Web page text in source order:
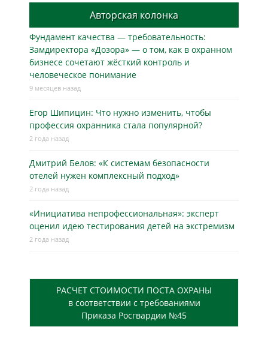
Авторская колонка
Фундамент качества — требовательность:
Замдиректора «Дозора» — о том, как в охранном
бизнесe сочетают жёсткий контроль и
человеческое понимание
9 месяцев назад
Егор Шипицин: Что нужно изменить, чтобы
профессия охранника стала популярной?
2 года назад
Дмитрий Белов: «К системам безопасности
отелей нужен комплексный подход»
2 года назад
«Инициатива непрофессиональная»: эксперт
оценил идею тестирования детей на экстремизм
2 года назад
РАСЧЕТ СТОИМОСТИ ПОСТА ОХРАНЫ
в соответствии с требованиями
Приказа Росгвардии №45